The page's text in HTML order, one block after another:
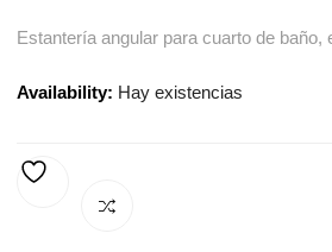
Estantería angular para cuarto de baño,
Availability: Hay existencias